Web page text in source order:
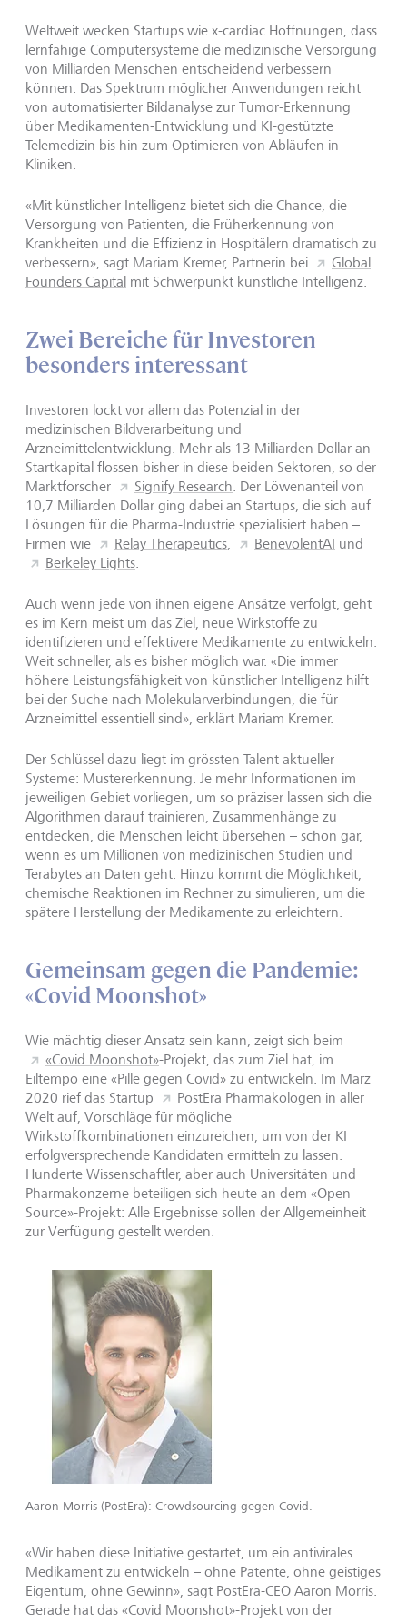
Weltweit wecken Startups wie x-cardiac Hoffnungen, dass
lernfähige Computersysteme die medizinische Versorgung
von Milliarden Menschen entscheidend verbessern
können. Das Spektrum möglicher Anwendungen reicht
von automatisierter Bildanalyse zur Tumor-Erkennung
über Medikamenten-Entwicklung und KI-gestützte
Telemedizin bis hin zum Optimieren von Abläufen in
Kliniken.
«Mit künstlicher Intelligenz bietet sich die Chance, die
Versorgung von Patienten, die Früherkennung von
Krankheiten und die Effizienz in Hospitälern dramatisch zu
verbessern», sagt Mariam Kremer, Partnerin bei
Global
Founders Capital mit Schwerpunkt künstliche Intelligenz.
Zwei Bereiche für Investoren
besonders interessant
Investoren lockt vor allem das Potenzial in der
medizinischen Bildverarbeitung und
Arzneimittelentwicklung. Mehr als 13 Milliarden Dollar an
Startkapital flossen bisher in diese beiden Sektoren, so der
Marktforscher
Signify Research. Der Löwenanteil von
10,7 Milliarden Dollar ging dabei an Startups, die sich auf
Lösungen für die Pharma-Industrie spezialisiert haben –
Firmen wie
Relay Therapeutics, BenevolentAI und
Berkeley Lights.
Auch wenn jede von ihnen eigene Ansätze verfolgt, geht
es im Kern meist um das Ziel, neue Wirkstoffe zu
identifizieren und effektivere Medikamente zu entwickeln.
Weit schneller, als es bisher möglich war. «Die immer
höhere Leistungsfähigkeit von künstlicher Intelligenz hilft
bei der Suche nach Molekularverbindungen, die für
Arzneimittel essentiell sind», erklärt Mariam Kremer.
Der Schlüssel dazu liegt im grössten Talent aktueller
Systeme: Mustererkennung. Je mehr Informationen im
jeweiligen Gebiet vorliegen, um so präziser lassen sich die
Algorithmen darauf trainieren, Zusammenhänge zu
entdecken, die Menschen leicht übersehen – schon gar,
wenn es um Millionen von medizinischen Studien und
Terabytes an Daten geht. Hinzu kommt die Möglichkeit,
chemische Reaktionen im Rechner zu simulieren, um die
spätere Herstellung der Medikamente zu erleichtern.
Gemeinsam gegen die Pandemie:
«Covid Moonshot»
Wie mächtig dieser Ansatz sein kann, zeigt sich beim
«Covid Moonshot»-Projekt, das zum Ziel hat, im
Eiltempo eine «Pille gegen Covid» zu entwickeln. Im März
2020 rief das Startup
PostEra Pharmakologen in aller
Welt auf, Vorschläge für mögliche
Wirkstoffkombinationen einzureichen, um von der KI
erfolgversprechende Kandidaten ermitteln zu lassen.
Hunderte Wissenschaftler, aber auch Universitäten und
Pharmakonzerne beteiligen sich heute an dem «Open
Source»-Projekt: Alle Ergebnisse sollen der Allgemeinheit
zur Verfügung gestellt werden.
Aaron Morris (PostEra): Crowdsourcing gegen Covid.
«Wir haben diese Initiative gestartet, um ein antivirales
Medikament zu entwickeln – ohne Patente, ohne geistiges
Eigentum, ohne Gewinn», sagt PostEra-CEO Aaron Morris.
Gerade hat das «Covid Moonshot»-Projekt von der